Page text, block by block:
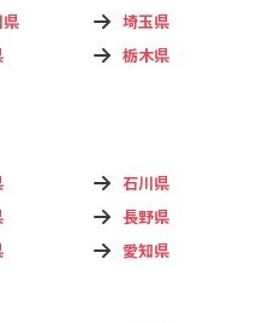
埼玉県
栃木県
石川県
長野県
愛知県